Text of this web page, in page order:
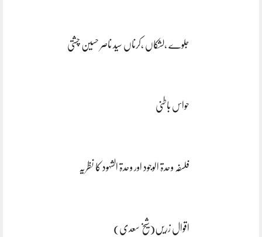
جلوے ،لشکاں ،کرناں سید ناصر حسین چشتی
حواس باطنی
فلسفہ وحدۃ الوجود اور وحدۃ الشہود کا نظریہ
اقوال زریں(شیخ سعدی)